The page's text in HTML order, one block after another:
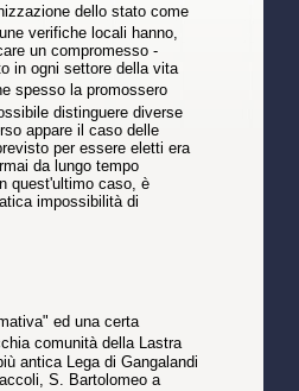
dello stato come
verifiche locali hanno,
un compromesso -
in ogni settore della vita
spesso la promossero
distinguere diverse
appare il caso delle
per essere eletti era
da lungo tempo
quest'ultimo caso, è
impossibilità di
ed una certa
comunità della Lastra
antica Lega di Gangalandi
S. Bartolomeo a